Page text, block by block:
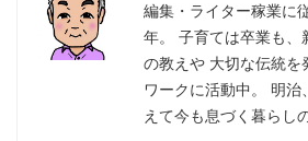
編集・ライター稼業に
年。 子育ては卒業も、
の教えや 大切な伝統を
ワークに活動中。 明治
えて今も息づく暮らし